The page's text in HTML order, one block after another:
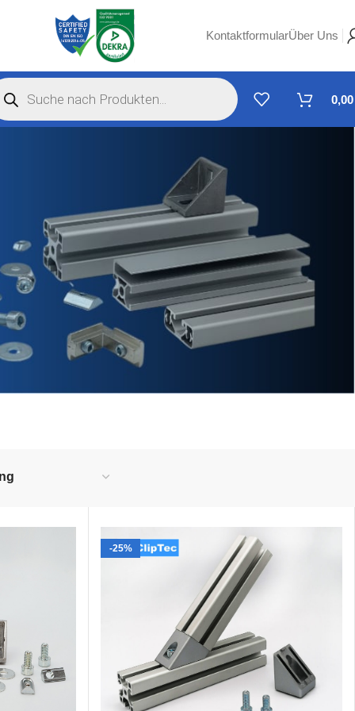
KontaktformularÜber Uns
-25%